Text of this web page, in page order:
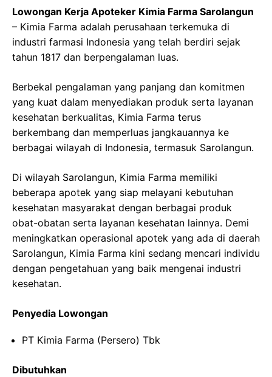
Lowongan Kerja Apoteker Kimia Farma Sarolangun
– Kimia Farma adalah perusahaan terkemuka di
industri farmasi Indonesia yang telah berdiri sejak
tahun 1817 dan berpengalaman luas.
Berbekal pengalaman yang panjang dan komitmen
yang kuat dalam menyediakan produk serta layanan
kesehatan berkualitas, Kimia Farma terus
berkembang dan memperluas jangkauannya ke
berbagai wilayah di Indonesia, termasuk Sarolangun.
Di wilayah Sarolangun, Kimia Farma memiliki
beberapa apotek yang siap melayani kebutuhan
kesehatan masyarakat dengan berbagai produk
obat-obatan serta layanan kesehatan lainnya. Demi
meningkatkan operasional apotek yang ada di daerah
Sarolangun, Kimia Farma kini sedang mencari individu
dengan pengetahuan yang baik mengenai industri
kesehatan.
Penyedia Lowongan
PT Kimia Farma (Persero) Tbk
Dibutuhkan